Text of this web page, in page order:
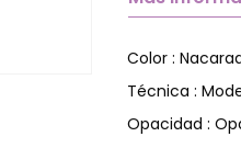
Color :
Técnica :
Opacidad :